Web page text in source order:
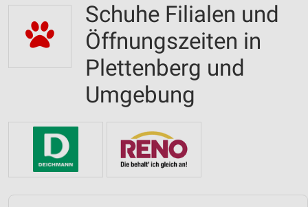
Schuhe Filialen und
Öffnungszeiten in
Plettenberg und
Umgebung